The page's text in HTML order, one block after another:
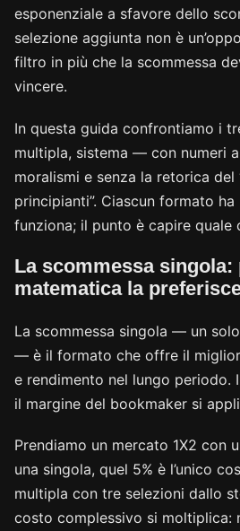
esponenziale a sfavore dello
selezione aggiunta non è
filtro in più che la scommessa
vincere.
In questa guida confrontiamo i
multipla, sistema — con numeri
moralismi e senza la retorica del
principianti”. Ciascun formato
funziona; il punto è capire quale
La scommessa singola:
matematica la
La scommessa singola — un
— è il formato che offre il
e rendimento nel lungo periodo.
il margine del bookmaker si
Prendiamo un mercato 1X2 con
una singola, quel 5% è l’unico
multipla con tre selezioni dallo
costo complessivo si moltiplica: